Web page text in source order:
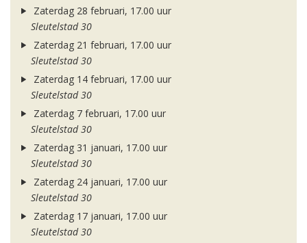
Zaterdag 28 februari, 17.00 uur
Sleutelstad 30
Zaterdag 21 februari, 17.00 uur
Sleutelstad 30
Zaterdag 14 februari, 17.00 uur
Sleutelstad 30
Zaterdag 7 februari, 17.00 uur
Sleutelstad 30
Zaterdag 31 januari, 17.00 uur
Sleutelstad 30
Zaterdag 24 januari, 17.00 uur
Sleutelstad 30
Zaterdag 17 januari, 17.00 uur
Sleutelstad 30